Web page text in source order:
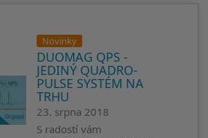
Novinky
DUOMAG QPS -
JEDINÝ QUADRO-
PULSE SYSTÉM NA
TRHU
23. srpna 2018
S radostí vám